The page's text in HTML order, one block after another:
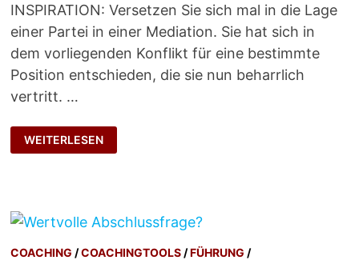
INSPIRATION: Versetzen Sie sich mal in die Lage
einer Partei in einer Mediation. Sie hat sich in
dem vorliegenden Konflikt für eine bestimmte
Position entschieden, die sie nun beharrlich
vertritt. …
EINZELCOACHING
UND
MEDIATION
WEITERLESEN
COACHING /COACHINGTOOLS /FÜHRUNG /